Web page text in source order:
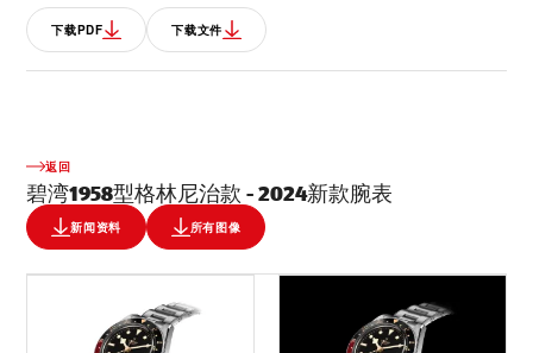
下载PDF 下载文件
返回
碧湾1958型格林尼治款 - 2024新款腕表
新闻资料 所有图像